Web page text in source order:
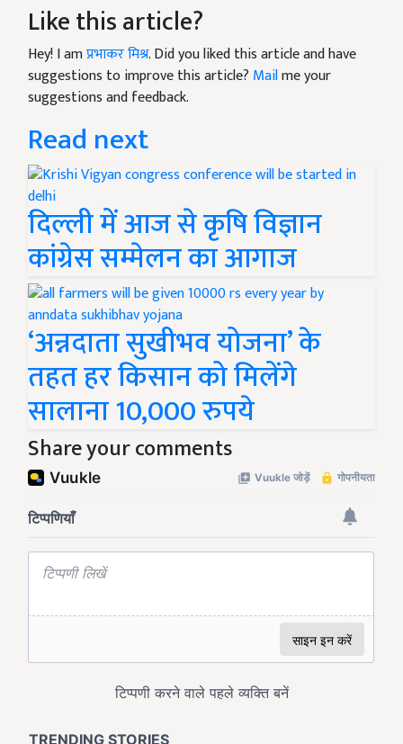
Like this article?
Hey! I amप्रभाकर मिश्र. Did you liked this article and have
suggestions to improve this article? Mailme your
suggestions and feedback.
Read next
दिल्ली में आज से कृषि विज्ञान
कांग्रेस सम्मेलन का आगाज
‘अन्नदाता सुखीभव योजना’ के
तहत हर किसान को मिलेंगे
सालाना 10,000 रुपये
Share your comments